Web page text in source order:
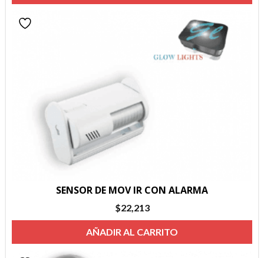
era:
es:
$110,160.
SENSOR DE MOV IR CON ALARMA
$22,213
AÑADIR AL CARRITO